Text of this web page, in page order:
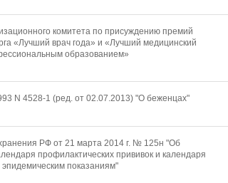
комитета по присуждению премий
«Лучший врач года» и «Лучший медицинский
образованием»
N 4528-1 (ред. от 02.07.2013) "О беженцах"
РФ от 21 марта 2014 г. № 125н "Об
профилактических прививок и календаря
показаниям"